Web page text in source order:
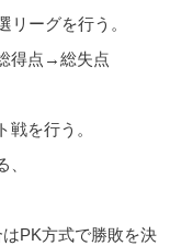
リーグを行う。
得点→総失点
を行う。
PK方式で勝敗を決